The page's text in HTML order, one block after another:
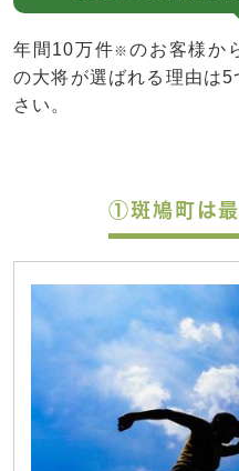
年間10万件※のお客様か
の大将が選ばれる理由は
さい。
①斑鳩町は最